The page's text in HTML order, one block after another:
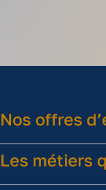
Nos offres
Les métiers